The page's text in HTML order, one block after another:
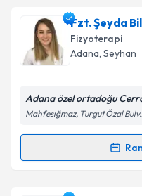
Fzt. Büşra Köylüiçin
Size bu uzmandan
hazırlandığında e-
Kişisel
Metni'ni
Fzt. Şeyda
Fizyoterapi
Adana, Seyhan
Adana özel ortadoğu
Mahfesığmaz, Turgut Özal
Randevu